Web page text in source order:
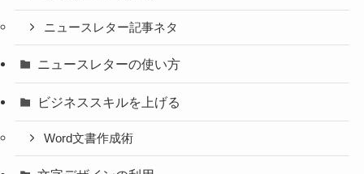
ニュースレター記事ネタ
ニュースレターの使い方
ビジネススキルを上げる
Word文書作成術